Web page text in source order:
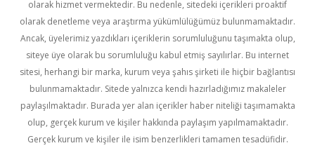
olarak hizmet vermektedir. Bu nedenle, sitedeki içerikleri proaktif
olarak denetleme veya araştırma yükümlülüğümüz bulunmamaktadır.
Ancak, üyelerimiz yazdıkları içeriklerin sorumluluğunu taşımakta olup,
siteye üye olarak bu sorumluluğu kabul etmiş sayılırlar. Bu internet
sitesi, herhangi bir marka, kurum veya şahıs şirketi ile hiçbir bağlantısı
bulunmamaktadır. Sitede yalnızca kendi hazırladığımız makaleler
paylaşılmaktadır. Burada yer alan içerikler haber niteliği taşımamakta
olup, gerçek kurum ve kişiler hakkında paylaşım yapılmamaktadır.
Gerçek kurum ve kişiler ile isim benzerlikleri tamamen tesadüfidir.